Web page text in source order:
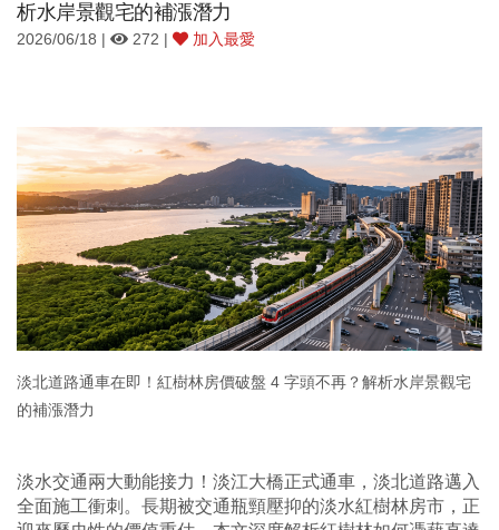
析水岸景觀宅的補漲潛力
2026/06/18 | 272 | 加入最愛
淡北道路通車在即！紅樹林房價破盤 4 字頭不再？解析水岸景觀宅
的補漲潛力
淡水交通兩大動能接力！淡江大橋正式通車，淡北道路邁入
全面施工衝刺。長期被交通瓶頸壓抑的淡水紅樹林房市，正